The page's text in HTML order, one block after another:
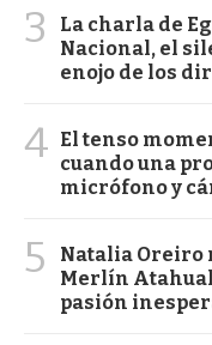
3
La charla de
Nacional, el
enojo de los
4 El tenso
cuando una
micrófono y
5
Natalia Oreiro
Merlín
pasión